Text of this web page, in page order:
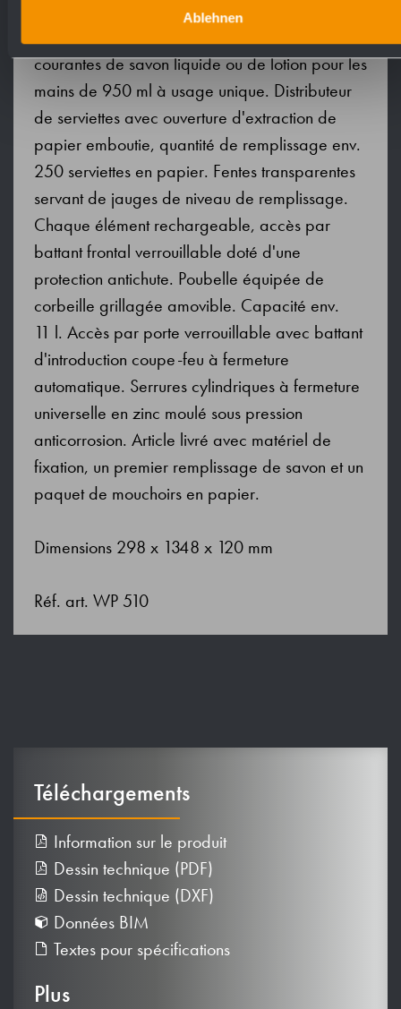
Ablehnen
savon avec pompe à savon antifuite et utilisable
courantes de savon liquide ou de lotion pour les
mains de 950 ml à usage unique. Distributeur
de serviettes avec ouverture d'extraction de
papier emboutie, quantité de remplissage env.
250 serviettes en papier. Fentes transparentes
servant de jauges de niveau de remplissage.
Chaque élément rechargeable, accès par
battant frontal verrouillable doté d'une
protection antichute. Poubelle équipée de
corbeille grillagée amovible. Capacité env.
11 l. Accès par porte verrouillable avec battant
d'introduction coupe-feu à fermeture
automatique. Serrures cylindriques à fermeture
universelle en zinc moulé sous pression
anticorrosion. Article livré avec matériel de
fixation, un premier remplissage de savon et un
paquet de mouchoirs en papier.
Dimensions 298 x 1348 x 120 mm
Réf. art. WP 510
Téléchargements
Information sur le produit
Dessin technique (PDF)
Dessin technique (DXF)
Données BIM
Textes pour spécifications
Plus